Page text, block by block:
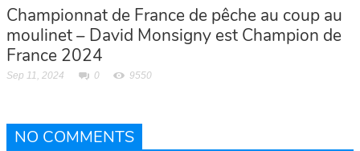
Championnat de France de pêche au coup au
moulinet – David Monsigny est Champion de
France 2024
Sep 11, 2024 0 9550
NO COMMENTS